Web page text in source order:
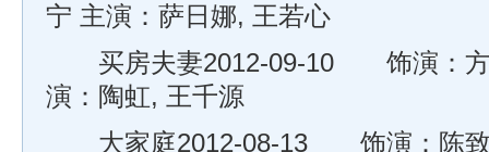
宁 主演：萨日娜, 王若心
买房夫妻2012-09-10 饰演：方
演：陶虹, 王千源
大家庭2012-08-13 饰演：陈致